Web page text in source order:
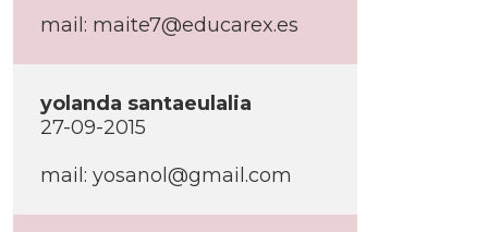
mail: maite7@educarex.es
yolanda santaeulalia
27-09-2015
mail: yosanol@gmail.com